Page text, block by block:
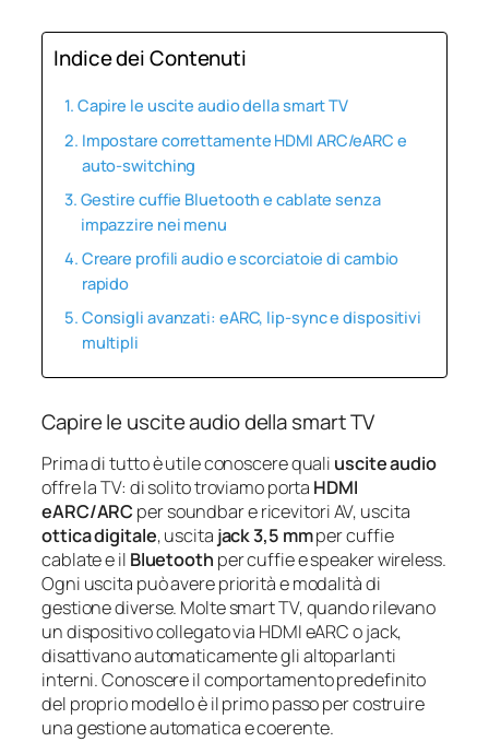
Indice dei Contenuti
Capire le uscite audio della smart TV
Impostare correttamente HDMI ARC/eARC e
auto-switching
Gestire cuffie Bluetooth e cablate senza
impazzire nei menu
Creare profili audio e scorciatoie di cambio
rapido
Consigli avanzati: eARC, lip-sync e dispositivi
multipli
Capire le uscite audio della smart TV
Prima di tutto è utile conoscere quali uscite audio
offre la TV: di solito troviamo porta HDMI
eARC/ARC per soundbar e ricevitori AV, uscita
ottica digitale, uscita jack 3,5 mmper cuffie
cablate e il Bluetooth per cuffie e speaker wireless.
Ogni uscita può avere priorità e modalità di
gestione diverse. Molte smart TV, quando rilevano
un dispositivo collegato via HDMI eARC o jack,
disattivano automaticamente gli altoparlanti
interni. Conoscere il comportamento predefinito
del proprio modello è il primo passo per costruire
una gestione automatica e coerente.